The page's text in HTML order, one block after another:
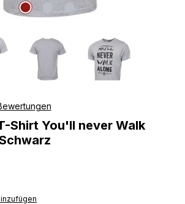
von 5 von 5 Sternen
Shirt You'll never Walk